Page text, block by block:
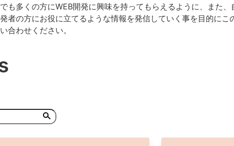
も多くの方にWEB開発に興味を持ってもらえるように、また、
者の方にお役に立てるような情報を発信していく事を目的に
合わせください。